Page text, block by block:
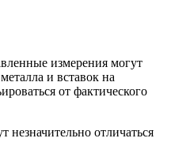
измерения могут
и вставок на
от фактического
незначительно отличаться